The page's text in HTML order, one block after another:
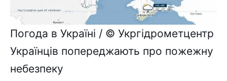
Погода в Україні / © Укргідрометцентр
Українців попереджають про пожежну
небезпеку